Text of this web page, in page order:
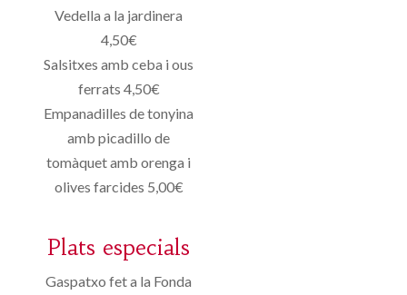
Vedella a la jardinera
4,50€
Salsitxes amb ceba i ous
ferrats 4,50€
Empanadilles de tonyina
amb picadillo de
tomàquet amb orenga i
olives farcides 5,00€
Plats especials
Gaspatxo fet a la Fonda